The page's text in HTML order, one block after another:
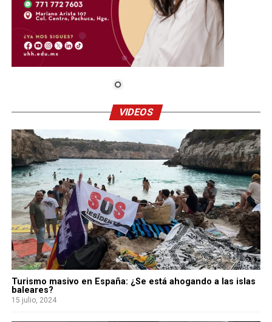
VIDEOS
Turismo masivo en España: ¿Se está ahogando a las islas
baleares?
15 julio, 2024